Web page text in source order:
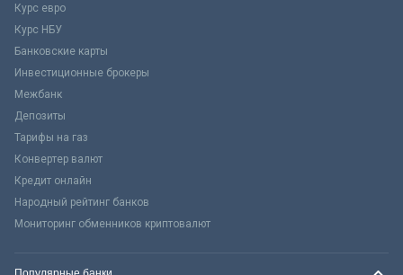
Курс евро
Курс НБУ
Банковские карты
Инвестиционные брокеры
Межбанк
Депозиты
Тарифы на газ
Конвертер валют
Кредит онлайн
Народный рейтинг банков
Мониторинг обменников криптовалют